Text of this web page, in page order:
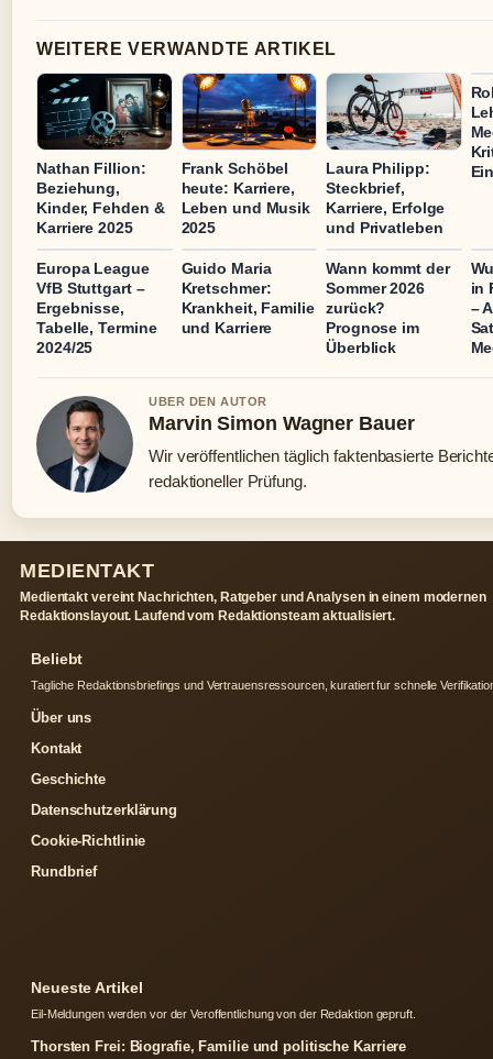
WEITERE VERWANDTE ARTIKEL
Nathan Fillion:
Beziehung,
Kinder, Fehden &
Karriere 2025
Frank Schöbel
heute: Karriere,
Leben und Musik
2025
Laura Philipp:
Steckbrief,
Karriere, Erfolge
und Privatleben
Europa League
VfB Stuttgart –
Ergebnisse,
Tabelle, Termine
2024/25
Guido Maria
Kretschmer:
Krankheit, Familie
und Karriere
Wann kommt der
Sommer 2026
zurück?
Prognose im
Überblick
in
–
UBER DEN AUTOR
Marvin Simon Wagner Bauer
Wir veröffentlichen täglich faktenbasierte
redaktioneller Prüfung.
MEDIENTAKT
Medientakt vereint Nachrichten, Ratgeber und Analysen in einem modernen
Redaktionslayout. Laufend vom Redaktionsteam aktualisiert.
Beliebt
Tagliche Redaktionsbriefings und Vertrauensressourcen, kuratiert fur schnelle
Über uns
Kontakt
Geschichte
Datenschutzerklärung
Cookie-Richtlinie
Rundbrief
Neueste Artikel
Eil-Meldungen werden vor der Veroffentlichung von der Redaktion gepruft.
Thorsten Frei: Biografie, Familie und politische Karriere